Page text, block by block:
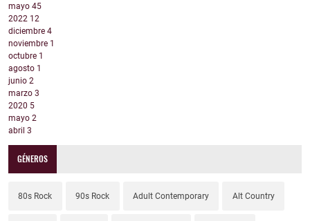
mayo 45
2022 12
diciembre 4
noviembre 1
octubre 1
agosto 1
junio 2
marzo 3
2020 5
mayo 2
abril 3
GÉNEROS
80s Rock 90s Rock Adult Contemporary Alt Country